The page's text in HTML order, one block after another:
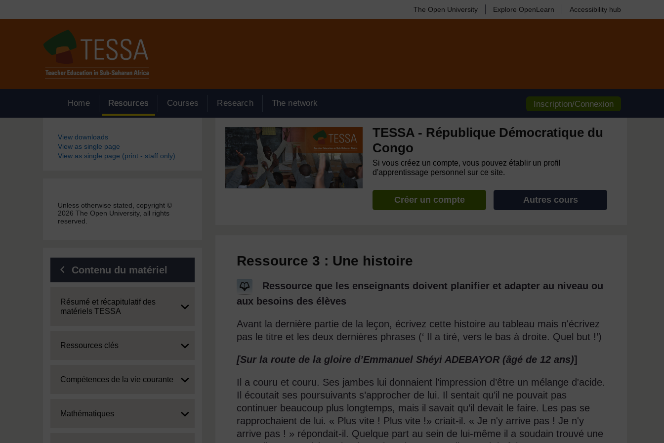
The Open University Explore OpenLearn Accessibility hub
Home Resources Courses Research The network Inscription/Connexion
Blocs
View downloads
View as single page
View as single page (print - staff only)
Unless otherwise stated, copyright ©
2026 The Open University, all rights
reserved.
Contenu du matériel
Expand
Résumé et récapitulatif des
matériels TESSA
Expand
Ressources clés
Expand
Compétences de la vie courante
Expand
Mathématiques
TESSA - République Démocratique du
Congo
Si vous créez un compte, vous pouvez établir un profil
d'apprentissage personnel sur ce site.
Créer un compte Autres cours
Ressource 3 : Une histoire
Ressource que les enseignants doivent planifier et adapter au niveau ou
aux besoins des élèves
Avant la dernière partie de la leçon, écrivez cette histoire au tableau mais n'écrivez
pas le titre et les deux dernières phrases (‘ Il a tiré, vers le bas à droite. Quel but !’)
[Sur la route de la gloire d’Emmanuel Shéyi ADEBAYOR (âgé de 12 ans)]
Il a couru et couru. Ses jambes lui donnaient l’impression d’être un mélange d'acide.
Il écoutait ses poursuivants s’approcher de lui. Il sentait qu’il ne pouvait pas
continuer beaucoup plus longtemps, mais il savait qu’il devait le faire. Les pas se
rapprochaient de lui. « Plus vite ! Plus vite !» criait-il. « Je n'y arrive pas ! Je n'y
arrive pas ! » répondait-il. Quelque part au sein de lui-même il a soudain trouvé une